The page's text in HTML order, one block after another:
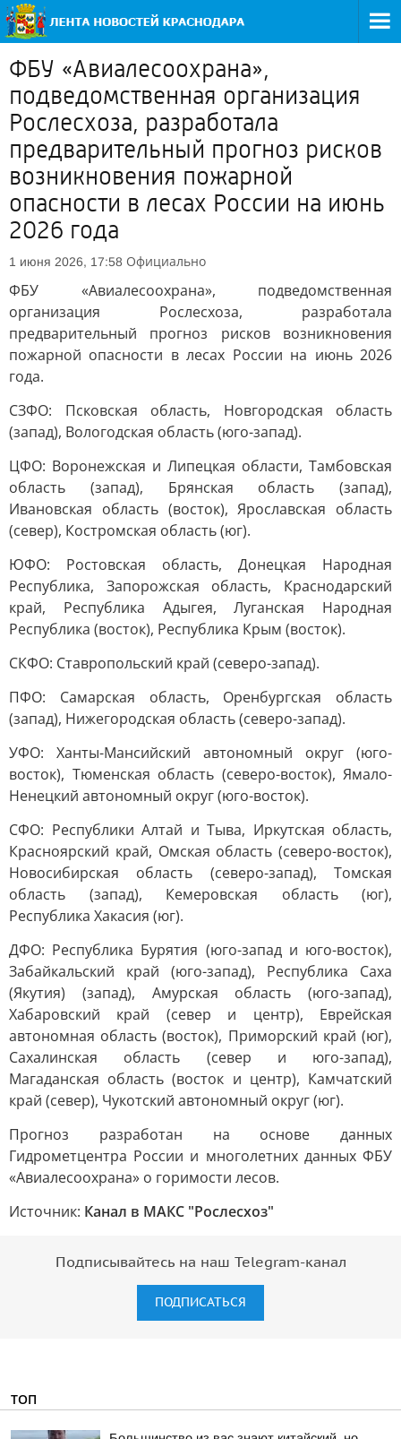
ФБУ «Авиалесоохрана»,
подведомственная организация
Рослесхоза, разработала
предварительный прогноз рисков
возникновения пожарной
опасности в лесах России на июнь
2026 года
1 июня 2026, 17:58 Официально
ФБУ «Авиалесоохрана», подведомственная
организация Рослесхоза, разработала
предварительный прогноз рисков возникновения
пожарной опасности в лесах России на июнь 2026
года.
СЗФО: Псковская область, Новгородская область
(запад), Вологодская область (юго-запад).
ЦФО: Воронежская и Липецкая области, Тамбовская
область (запад), Брянская область (запад),
Ивановская область (восток), Ярославская область
(север), Костромская область (юг).
ЮФО: Ростовская область, Донецкая Народная
Республика, Запорожская область, Краснодарский
край, Республика Адыгея, Луганская Народная
Республика (восток), Республика Крым (восток).
СКФО: Ставропольский край (северо-запад).
ПФО: Самарская область, Оренбургская область
(запад), Нижегородская область (северо-запад).
УФО: Ханты-Мансийский автономный округ (юго-
восток), Тюменская область (северо-восток), Ямало-
Ненецкий автономный округ (юго-восток).
СФО: Республики Алтай и Тыва, Иркутская область,
Красноярский край, Омская область (северо-восток),
Новосибирская область (северо-запад), Томская
область (запад), Кемеровская область (юг),
Республика Хакасия (юг).
ДФО: Республика Бурятия (юго-запад и юго-восток),
Забайкальский край (юго-запад), Республика Саха
(Якутия) (запад), Амурская область (юго-запад),
Хабаровский край (север и центр), Еврейская
автономная область (восток), Приморский край (юг),
Сахалинская область (север и юго-запад),
Магаданская область (восток и центр), Камчатский
край (север), Чукотский автономный округ (юг).
Прогноз разработан на основе данных
Гидрометцентра России и многолетних данных ФБУ
«Авиалесоохрана» о горимости лесов.
Источник: Канал в МАКС "Рослесхоз"
Подписывайтесь на наш Telegram-канал
ПОДПИСАТЬСЯ
ТОП